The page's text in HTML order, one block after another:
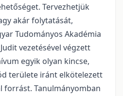
Tervezhetjük
akár folytatását,
Tudományos Akadémia
vezetésével végzett
egyik olyan kincse,
területe iránt elkötelezett
forrást. Tanulmányomban